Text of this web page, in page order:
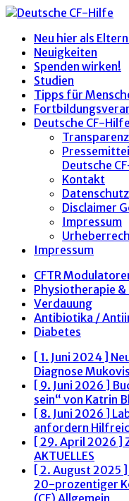
Neu hier als
Neuigkeiten
Spenden wirken!
Studien
Tipps für
Deutsche CF-
Transparenz
Deutsche
Kontakt
Disclaimer
Impressum
Impressum
CFTR
Physiotherapie &
Verdauung
Antibiotika /
Diabetes
[ 1. Juni 2024 ]
Diagnose
[ 9. Juni 2026 ]
sein“ von Katrin
[ 8. Juni 2026 ]
anfordern
[ 29. April 2026 ]
AKTUELLES
[ 2. August 2025 ]
20-prozentiger
(CF) Allgemein